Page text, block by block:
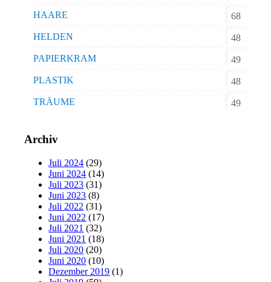
HAARE
68
HELDEN
48
PAPIERKRAM
49
PLASTIK
48
TRÄUME
49
Archiv
Juli 2024 (29)
Juni 2024 (14)
Juli 2023 (31)
Juni 2023 (8)
Juli 2022 (31)
Juni 2022 (17)
Juli 2021 (32)
Juni 2021 (18)
Juli 2020 (20)
Juni 2020 (10)
Dezember 2019 (1)